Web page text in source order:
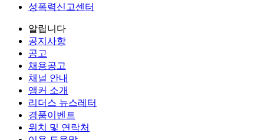
성폭력신고센터
알립니다
공지사항
공고
채용공고
채널 안내
앵커 소개
리더스 뉴스레터
경품이벤트
위치 및 연락처